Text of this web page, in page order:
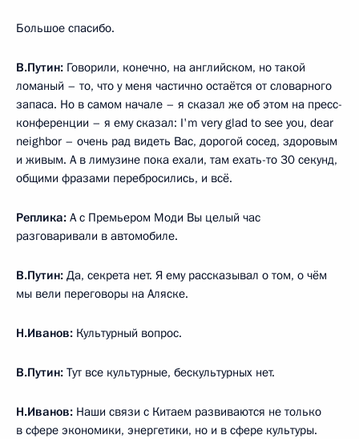
Большое спасибо.
В.Путин: Говорили, конечно, на английском, но такой
ломаный – то, что у меня частично остаётся от словарного
запаса. Но в самом начале – я сказал же об этом на пресс-
конференции – я ему сказал: I'm very glad to see you, dear
neighbor – очень рад видеть Вас, дорогой сосед, здоровым
и живым. А в лимузине пока ехали, там ехать-то 30 секунд,
общими фразами перебросились, и всё.
Реплика: А с Премьером Моди Вы целый час
разговаривали в автомобиле.
В.Путин: Да, секрета нет. Я ему рассказывал о том, о чём
мы вели переговоры на Аляске.
Н.Иванов: Культурный вопрос.
В.Путин: Тут все культурные, бескультурных нет.
Н.Иванов: Наши связи с Китаем развиваются не только
в сфере экономики, энергетики, но и в сфере культуры.